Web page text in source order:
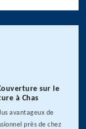
sur le
à Chas
avantageux de
près de chez